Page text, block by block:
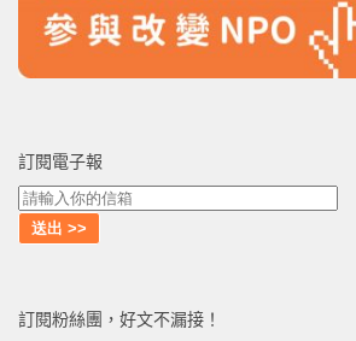
訂閱電子報
訂閱粉絲團，好文不漏接！